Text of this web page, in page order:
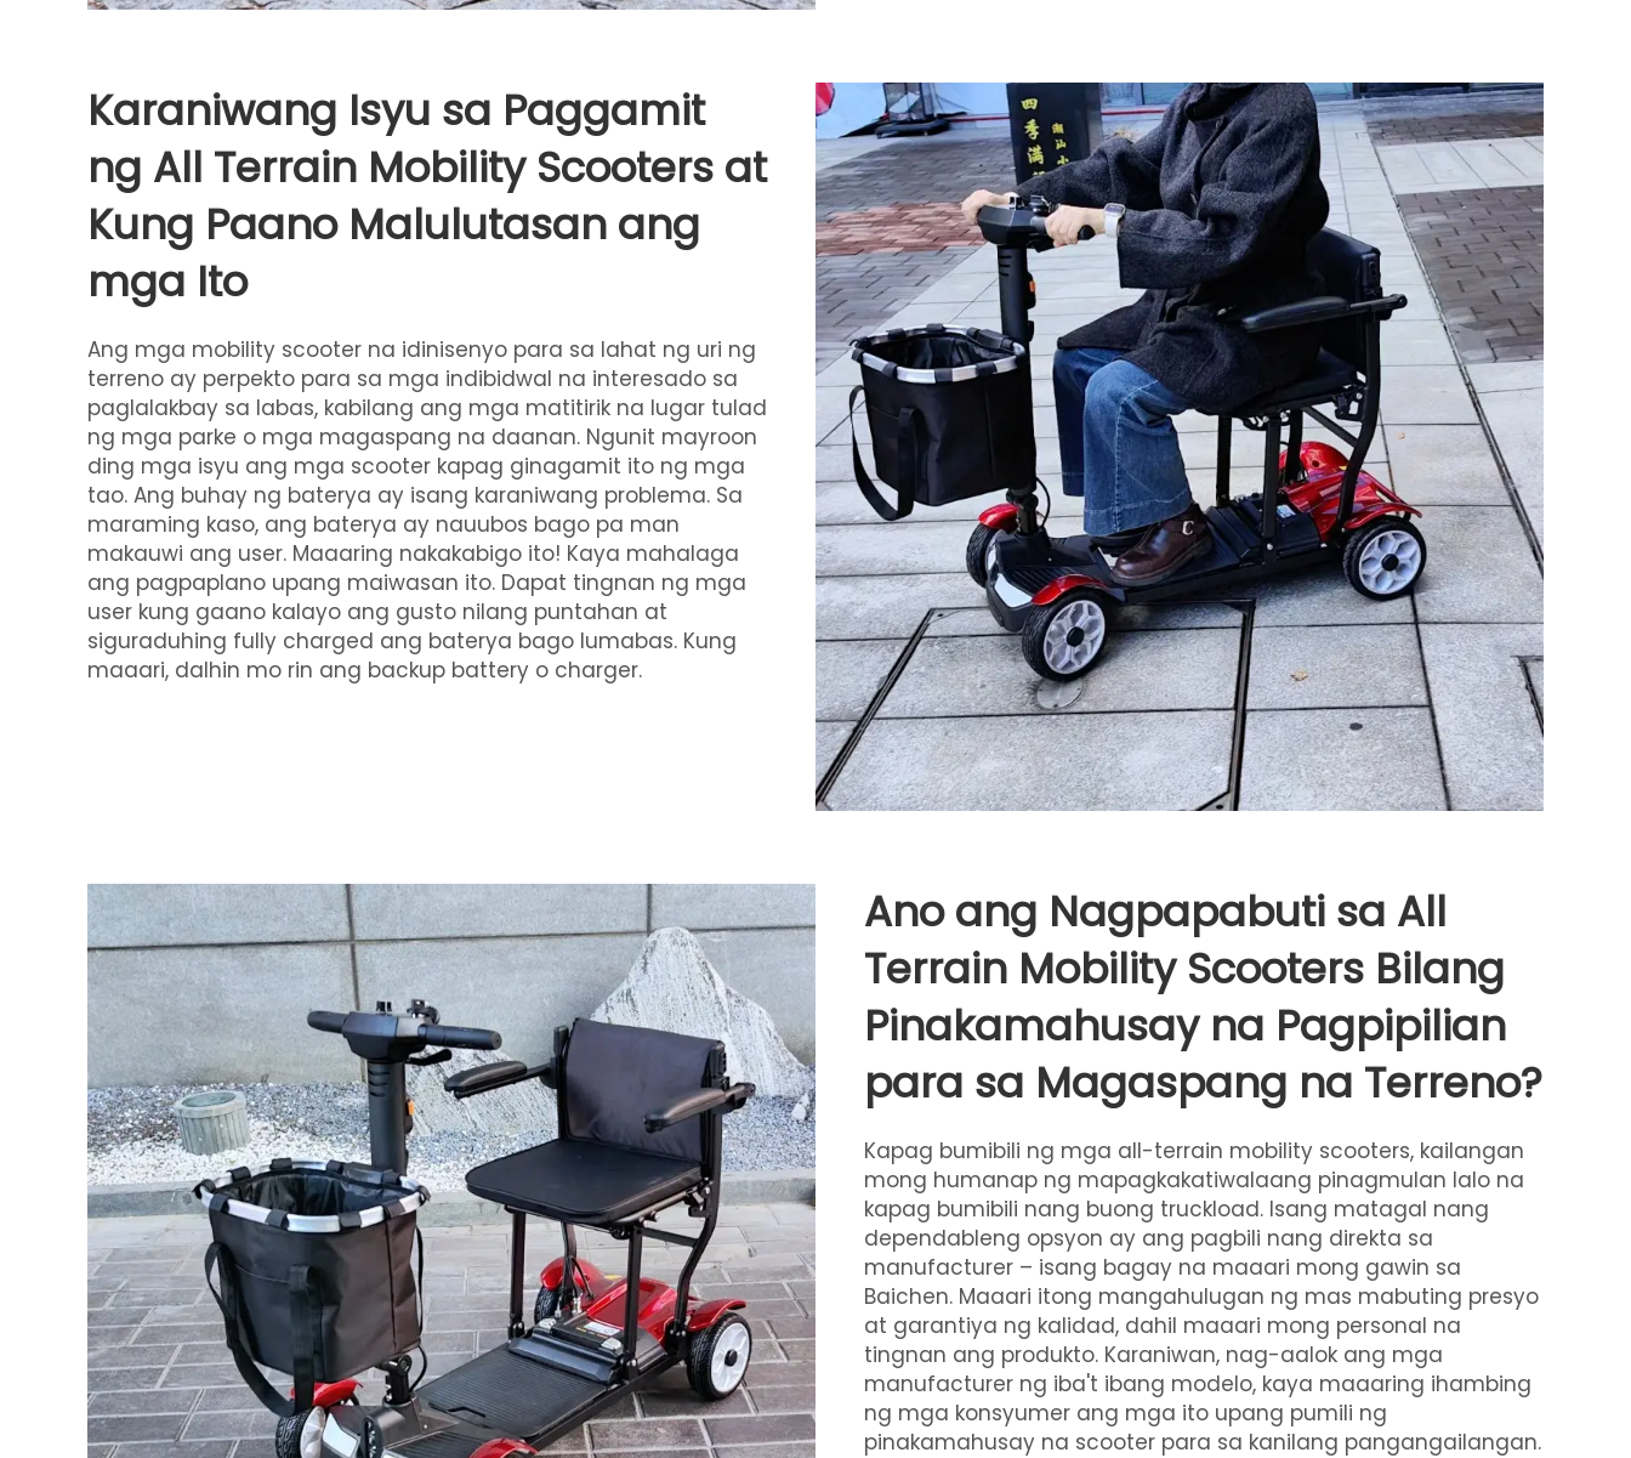
Karaniwang Isyu sa Paggamit
ng All Terrain Mobility Scooters at
Kung Paano Malulutasan ang
mga Ito
Ang mga mobility scooter na idinisenyo para sa lahat ng uri ng
terreno ay perpekto para sa mga indibidwal na interesado sa
paglalakbay sa labas, kabilang ang mga matitirik na lugar tulad
ng mga parke o mga magaspang na daanan. Ngunit mayroon
ding mga isyu ang mga scooter kapag ginagamit ito ng mga
tao. Ang buhay ng baterya ay isang karaniwang problema. Sa
maraming kaso, ang baterya ay nauubos bago pa man
makauwi ang user. Maaaring nakakabigo ito! Kaya mahalaga
ang pagpaplano upang maiwasan ito. Dapat tingnan ng mga
user kung gaano kalayo ang gusto nilang puntahan at
siguraduhing fully charged ang baterya bago lumabas. Kung
maaari, dalhin mo rin ang backup battery o charger.
Ano ang Nagpapabuti sa All
Terrain Mobility Scooters Bilang
Pinakamahusay na Pagpipilian
para sa Magaspang na Terreno?
Kapag bumibili ng mga all-terrain mobility scooters, kailangan
mong humanap ng mapagkakatiwalaang pinagmulan lalo na
kapag bumibili nang buong truckload. Isang matagal nang
dependableng opsyon ay ang pagbili nang direkta sa
manufacturer – isang bagay na maaari mong gawin sa
Baichen. Maaari itong mangahulugan ng mas mabuting presyo
at garantiya ng kalidad, dahil maaari mong personal na
tingnan ang produkto. Karaniwan, nag-aalok ang mga
manufacturer ng iba't ibang modelo, kaya maaaring ihambing
ng mga konsyumer ang mga ito upang pumili ng
pinakamahusay na scooter para sa kanilang pangangailangan.